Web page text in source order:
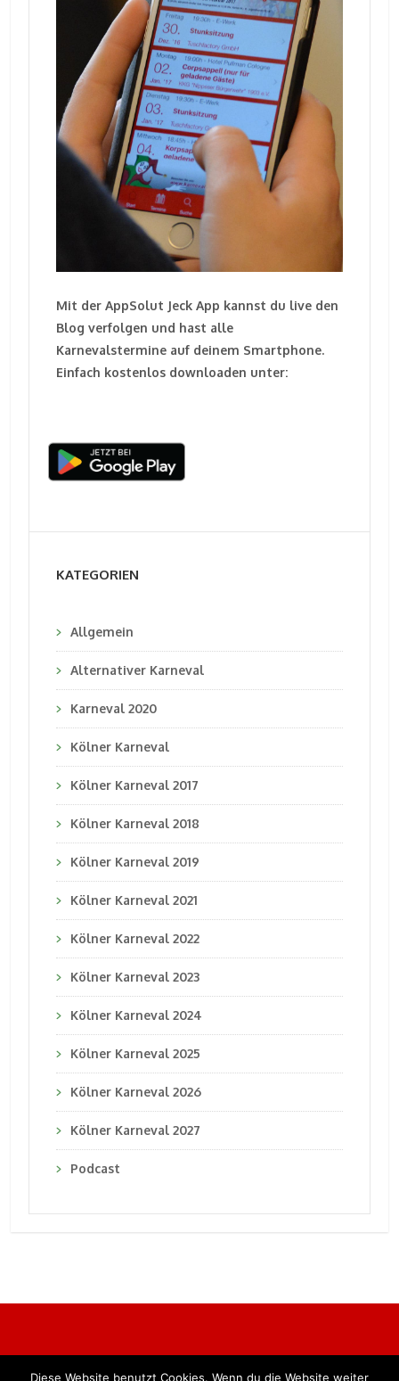
Mit der AppSolut Jeck App kannst du live den
Blog verfolgen und hast alle
Karnevalstermine auf deinem Smartphone.
Einfach kostenlos downloaden unter:
KATEGORIEN
Allgemein
Alternativer Karneval
Karneval 2020
Kölner Karneval
Kölner Karneval 2017
Kölner Karneval 2018
Kölner Karneval 2019
Kölner Karneval 2021
Kölner Karneval 2022
Kölner Karneval 2023
Kölner Karneval 2024
Kölner Karneval 2025
Kölner Karneval 2026
Kölner Karneval 2027
Podcast
Diese Website benutzt Cookies. Wenn du die Website weiter